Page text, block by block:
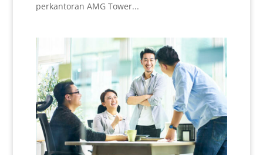
perkantoran AMG Tower...